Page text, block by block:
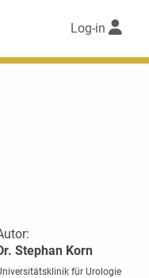
Log-in
Stephan Korn
für Urologie